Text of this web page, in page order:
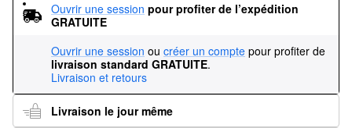
Ouvrir une session pour profiter de l’expédition
GRATUITE
Ouvrir une session ou créer un compte pour profiter de
livraison standard GRATUITE.
Livraison et retours
Livraison le jour même